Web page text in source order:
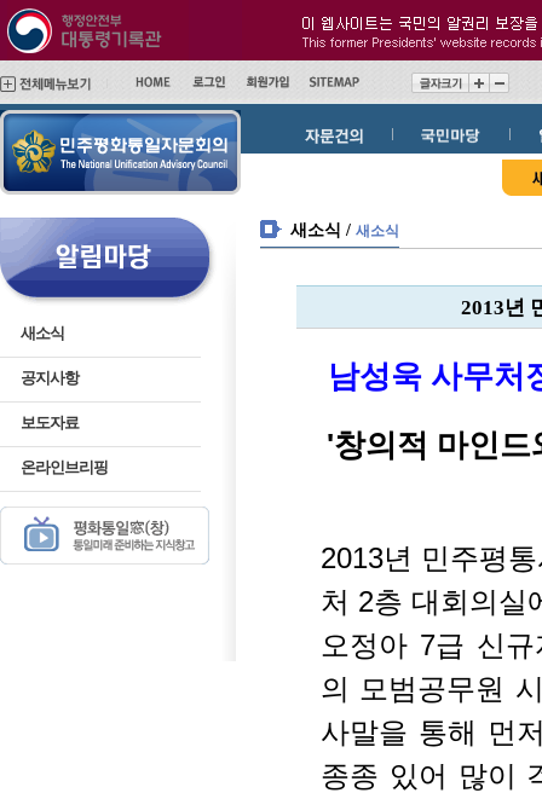
인
메
바
문
바
가
새소식
공지사항
보도자료
온라인브리핑
새소식 / 새소식
2013년
남성욱 사무처
'창의적 마인
2013년 민주평
처 2층 대회의실
오정아 7급 신
의 모범공무원
사말을 통해 먼
종종 있어 많이